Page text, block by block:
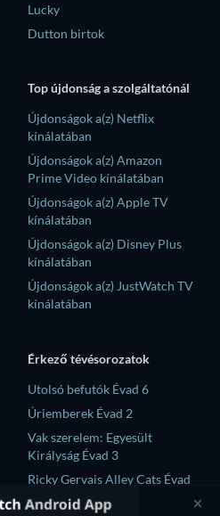
Lucky
Dutton birtok
Top újdonság a szolgáltatónál
Újdonságok a(z) Netflix
kínálatában
Újdonságok a(z) Amazon
Prime Video kínálatában
Újdonságok a(z) Apple TV
kínálatában
Újdonságok a(z) Disney Plus
kínálatában
Újdonságok a(z) JustWatch TV
kínálatában
Érkező tévésorozatok
Utolsó befutók Évad 6
Úriemberek Évad 2
Vak szerelem: Egyesült
Királyság Évad 3
Ricky Gervais Alley Cats Évad
1